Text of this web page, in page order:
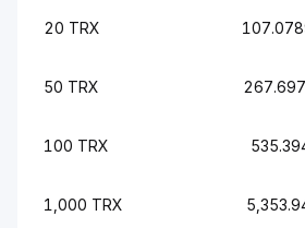
20 TRX
50 TRX
100 TRX
1,000 TRX